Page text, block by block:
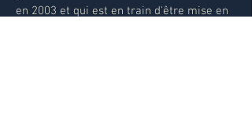
en 2003 et qui est en train d'être mise en